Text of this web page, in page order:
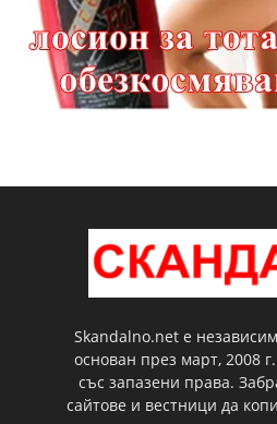
Skandalno.net е
основан през март, 2008
със запазени права.
сайтове и вестници да